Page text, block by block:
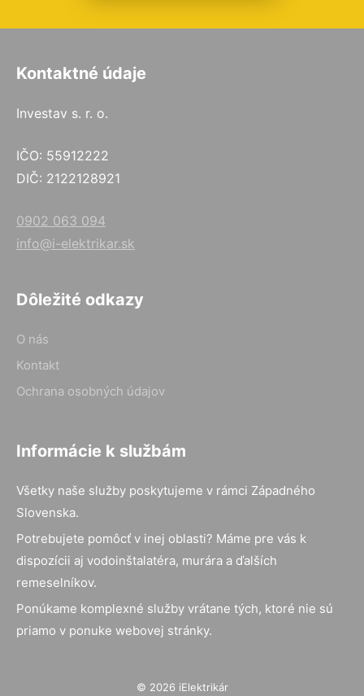
Kontaktné údaje
Investav s. r. o.
IČO: 55912222
DIČ: 2122128921
0902 063 094
info@i-elektrikar.sk
Dôležité odkazy
O nás
Kontakt
Ochrana osobných údajov
Informácie k službám
Všetky naše služby poskytujeme v rámci Západného
Slovenska.
Potrebujete pomôcť v inej oblasti? Máme pre vás k
dispozícii aj vodoinštalatéra, murára a ďalších
remeselníkov.
Ponúkame komplexné služby vrátane tých, ktoré nie sú
priamo v ponuke webovej stránky.
© 2026 iElektrikár